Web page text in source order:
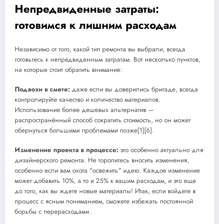
Непредвиденные затраты:
готовимся к лишним расходам
Независимо от того, какой тип ремонта вы выбрали, всегда
готовьтесь к непредвиденным затратам. Вот несколько пунктов,
на которые стоит обратить внимание:
Подвохи в смете: даже если вы доверились бригаде, всегда
контролируйте качество и количество материалов.
Использование более дешевых альтернатив —
распространённый способ сократить стоимость, но он может
обернуться большими проблемами позже[1][6].
Изменение проекта в процессе: это особенно актуально для
дизайнерского ремонта. Не торопитесь вносить изменения,
особенно если вам охота "освежить" идею. Каждое изменение
может добавить 10%, а то и 25% к вашим расходам, и это еще
до того, как вы ждете новые материалы! Итак, если войдете в
процесс с ясным пониманием, сможете избежать постоянной
борьбы с перерасходами.